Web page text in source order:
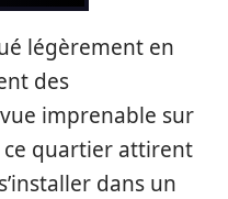
légèrement en
des
imprenable sur
ce quartier attirent
dans un